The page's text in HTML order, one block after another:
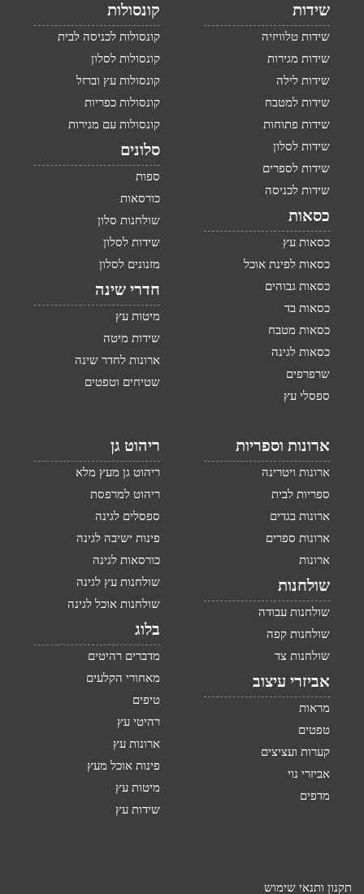
שידות
שידות טלוויזיה
שידות מגירות
שידות לילה
שידות למטבח
שידות פתוחות
שידות לסלון
שידות לספרים
שידות לכניסה
כסאות
כסאות עץ
כסאות לפינת אוכל
כסאות גבוהים
כסאות בד
כסאות מטבח
כסאות לגינה
שרפרפים
ספסלי עץ
קונסולות
קונסולות לכניסה לבית
קונסולות לסלון
קונסולות עץ וברזל
קונסולות כפריות
קונסולות עם מגירות
סלונים
ספות
כורסאות
שולחנות סלון
שידות לסלון
מזנונים לסלון
חדרי שינה
מיטות עץ
שידות מיטה
ארונות לחדר שינה
שטיחים וטפטים
ארונות וספריות
ארונות ויטרינה
ספריות לבית
ארונות בגדים
ארונות ספרים
ארונות
שולחנות
שולחנות עבודה
שולחנות קפה
שולחנות צד
אביזרי עיצוב
מראות
טפטים
קערות ועציצים
אביזרי נוי
מדפים
ריהוט גן
ריהוט גן מעץ מלא
ריהוט למרפסת
ספסלים לגינה
פינות ישיבה לגינה
כורסאות לגינה
שולחנות עץ לגינה
שולחנות אוכל לגינה
בלוג
מדברים רהיטים
מאחורי הקלעים
טיפים
רהיטי עץ
ארונות עץ
פינות אוכל מעץ
מיטות עץ
שידות עץ
תקנון ותנאי שימוש